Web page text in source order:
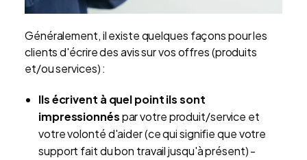
Généralement, il existe quelques façons pour les
clients d'écrire des avis sur vos offres (produits
et/ou services) :
Ils écrivent à quel point ils sont
impressionnéspar votre produit/service et
votre volonté d'aider (ce qui signifie que votre
support fait du bon travail jusqu'à présent) -